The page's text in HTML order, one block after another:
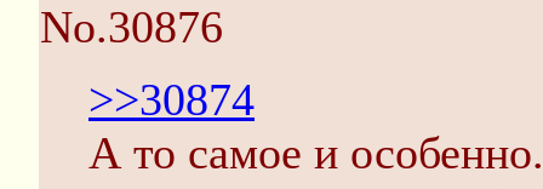
No.30876
>>30874
А то самое и